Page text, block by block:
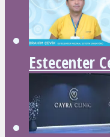
Estecenter